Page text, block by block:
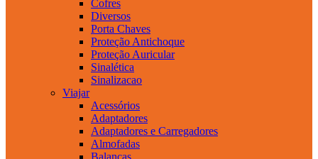
Cofres
Diversos
Porta Chaves
Proteção Antichoque
Proteção Auricular
Sinalética
Sinalizacao
Viajar
Acessórios
Adaptadores
Adaptadores e Carregadores
Almofadas
Balanças